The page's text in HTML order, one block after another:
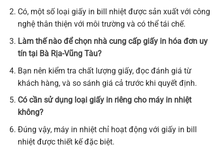
Có, một số loại giấy in bill nhiệt được sản xuất với công
nghệ thân thiện với môi trường và có thể tái chế.
Làm thế nào để chọn nhà cung cấp giấy in hóa đơn uy
tín tại Bà Rịa-Vũng Tàu?
Bạn nên kiểm tra chất lượng giấy, đọc đánh giá từ
khách hàng, và so sánh giá cả trước khi quyết định.
Có cần sử dụng loại giấy in riêng cho máy in nhiệt
không?
Đúng vậy, máy in nhiệt chỉ hoạt động với giấy in bill
nhiệt được thiết kế đặc biệt.